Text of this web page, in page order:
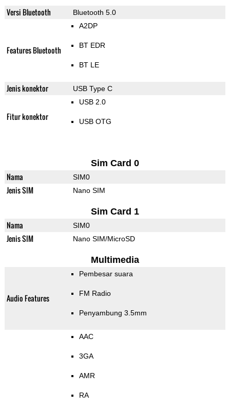
Versi Bluetooth Bluetooth 5.0
Features Bluetooth
A2DP
BT EDR
BT LE
Jenis konektor USB Type C
Fitur konektor
USB 2.0
USB OTG
Sim Card 0
Nama SIM0
Jenis SIM Nano SIM
Sim Card 1
Nama SIM0
Jenis SIM Nano SIM/MicroSD
Multimedia
Audio Features
Pembesar suara
FM Radio
Penyambung 3.5mm
AAC
3GA
AMR
RA